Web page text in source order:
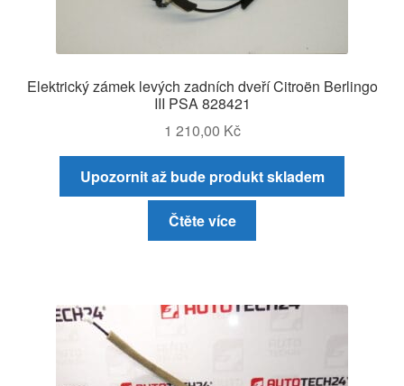
Elektrický zámek levých zadních dveří Citroën Berlingo
III PSA 828421
1 210,00 Kč
Upozornit až bude produkt skladem
Čtěte více